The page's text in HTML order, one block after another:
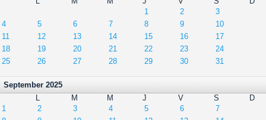
1
2
3
4
5 6 7 8 9
10
11
12 13 14 15 16
17
18
19 20 21 22 23
24
25
26 27 28 29 30 31
September 2025
L
M M J V S
D
1
2 3 4 5 6
7